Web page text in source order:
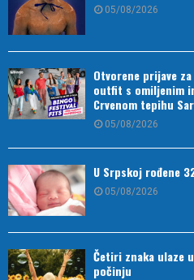
05/08/2026
Otvorene prijave
outfit s omiljenim
Crvenom tepihu
05/08/2026
U Srpskoj rođene
05/08/2026
Četiri znaka ulaze
počinju